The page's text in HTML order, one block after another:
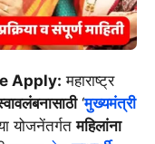
Apply: महाराष्ट्र
‘मुख्यमंत्री
योजनेंतर्गतमहिलांना